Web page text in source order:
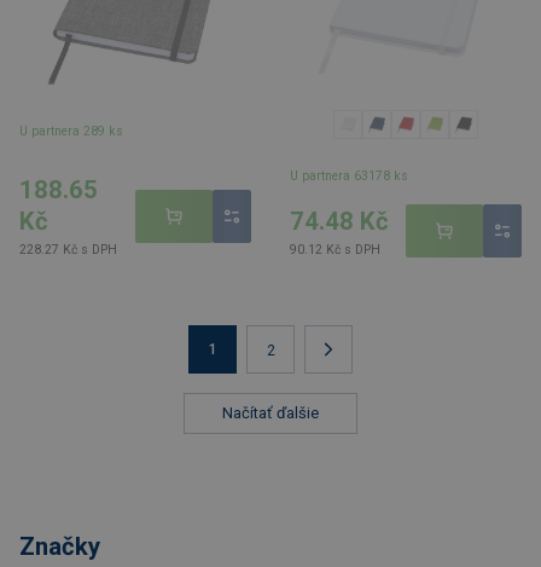
U partnera 289 ks
188.65
Kč
228.27 Kč s DPH
U partnera 63178 ks
74.48 Kč
90.12 Kč s DPH
Načítať ďalšie
1 2
Značky